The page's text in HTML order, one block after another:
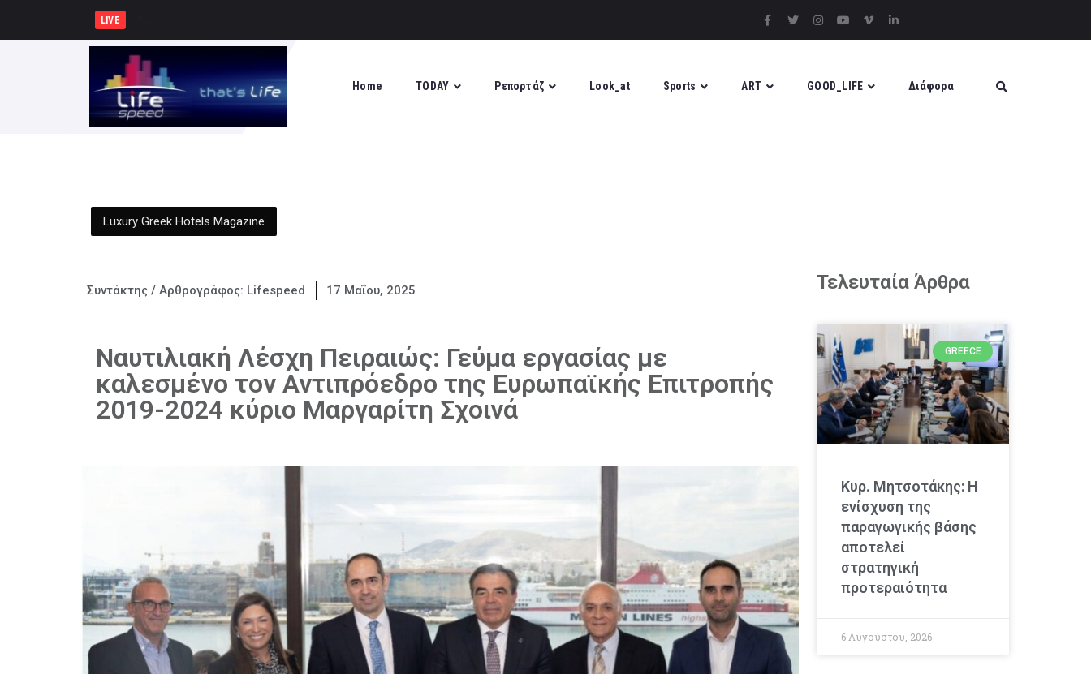
LIVE
Home TODAY Ρεπορτάζ Look_at Sports ART GOOD_LIFE Διάφορα
Luxury Greek Hotels Magazine
Συντάκτης / Αρθρογράφος: Lifespeed 17 Μαΐου, 2025
Ναυτιλιακή Λέσχη Πειραιώς: Γεύμα εργασίας με
καλεσμένο τον Αντιπρόεδρο της Ευρωπαϊκής Επιτροπής
2019-2024 κύριο Μαργαρίτη Σχοινά
Τελευταία Άρθρα
GREECE
Κυρ. Μητσοτάκης: Η
ενίσχυση της
παραγωγικής βάσης
αποτελεί
στρατηγική
προτεραιότητα
6 Αυγούστου, 2026